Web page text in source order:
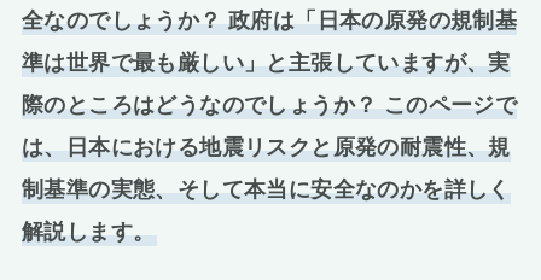
どうする？エネルギー
Q&A
原子力市民委員会について
全なのでしょうか？ 政府は「日本の原発の規制基
準は世界で最も厳しい」と主張していますが、実
際のところはどうなのでしょうか？ このページで
は、日本における地震リスクと原発の耐震性、規
制基準の実態、そして本当に安全なのかを詳しく
解説します。